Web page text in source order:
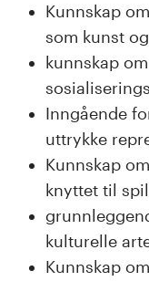
Kunnskap
som kunst
kunnskap
Inngående
uttrykke
Kunnskap
knyttet til
kulturelle
Kunnskap